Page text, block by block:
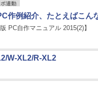
連動
作例紹介、たとえばこん
版 PC自作マニュアル 2015(2)】
W-XL2/R-XL2